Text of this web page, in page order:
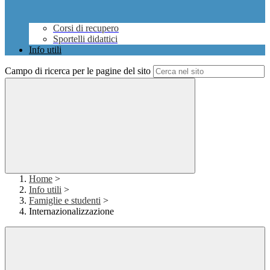
Corsi di recupero
Sportelli didattici
Info utili
Campo di ricerca per le pagine del sito
Home >
Info utili >
Famiglie e studenti >
Internazionalizzazione